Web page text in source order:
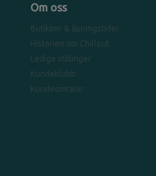
Om oss
Butikker & åpningstider
Historien om Chillout
Ledige stillinger
Kundeklubb
Kundeomtaler